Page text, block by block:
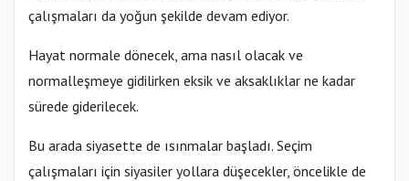
çalışmaları da yoğun şekilde devam ediyor.
Hayat normale dönecek, ama nasıl olacak ve
normalleşmeye gidilirken eksik ve aksaklıklar ne kadar
sürede giderilecek.
Bu arada siyasette de ısınmalar başladı. Seçim
çalışmaları için siyasiler yollara düşecekler, öncelikle de